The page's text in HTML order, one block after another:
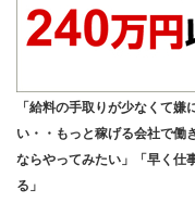
「給料の手取りが少なくて
い・・もっと稼げる会社で働
ならやってみたい」「早く仕
る」